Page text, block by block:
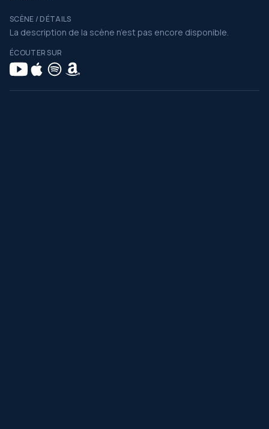
SCÈNE / DÉTAILS
La description de la scène n’est pas encore disponible.
ÉCOUTER SUR